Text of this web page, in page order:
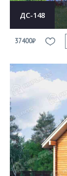
ДС-148
37400₽